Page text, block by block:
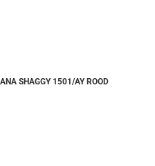
SHAGGY 1501/AY ROOD